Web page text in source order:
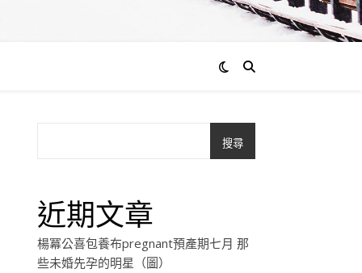
搜尋
近期文章
楊冪公喜包養布pregnant預產期七月 那
些未婚先孕的明星（圖）